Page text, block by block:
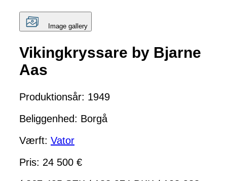
Image gallery
Vikingkryssare by Bjarne
Aas
Produktionsår: 1949
Beliggenhed: Borgå
Værft: Vator
Pris: 24 500 €